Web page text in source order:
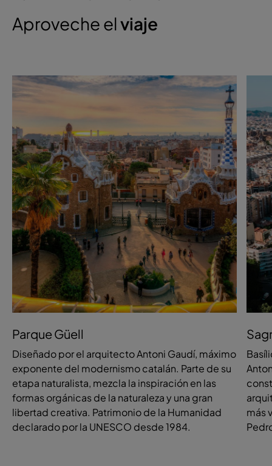
Aproveche elviaje
Parque Güell
Diseñado por el arquitecto Antoni Gaudí, máximo
exponente del modernismo catalán. Parte de su
etapa naturalista, mezcla la inspiración en las
formas orgánicas de la naturaleza y una gran
libertad creativa. Patrimonio de la Humanidad
declarado por la UNESCO desde 1984.
más